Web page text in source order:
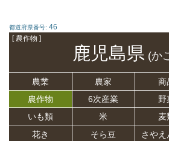
都道府県番号: 46
[ 農作物 ]
鹿児島県(か
農業 農家 商
農作物
6次産業 野
いも類
米 麦
花き
そら豆 さやえ